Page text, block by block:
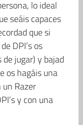
lo ideal
seáis capaces
que si
DPI’s os
jugar) y bajad
os hagáis una
Razer
y con una